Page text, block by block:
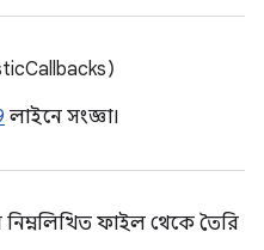
লাইনে সংজ্ঞা।
ফাইল থেকে তৈরি